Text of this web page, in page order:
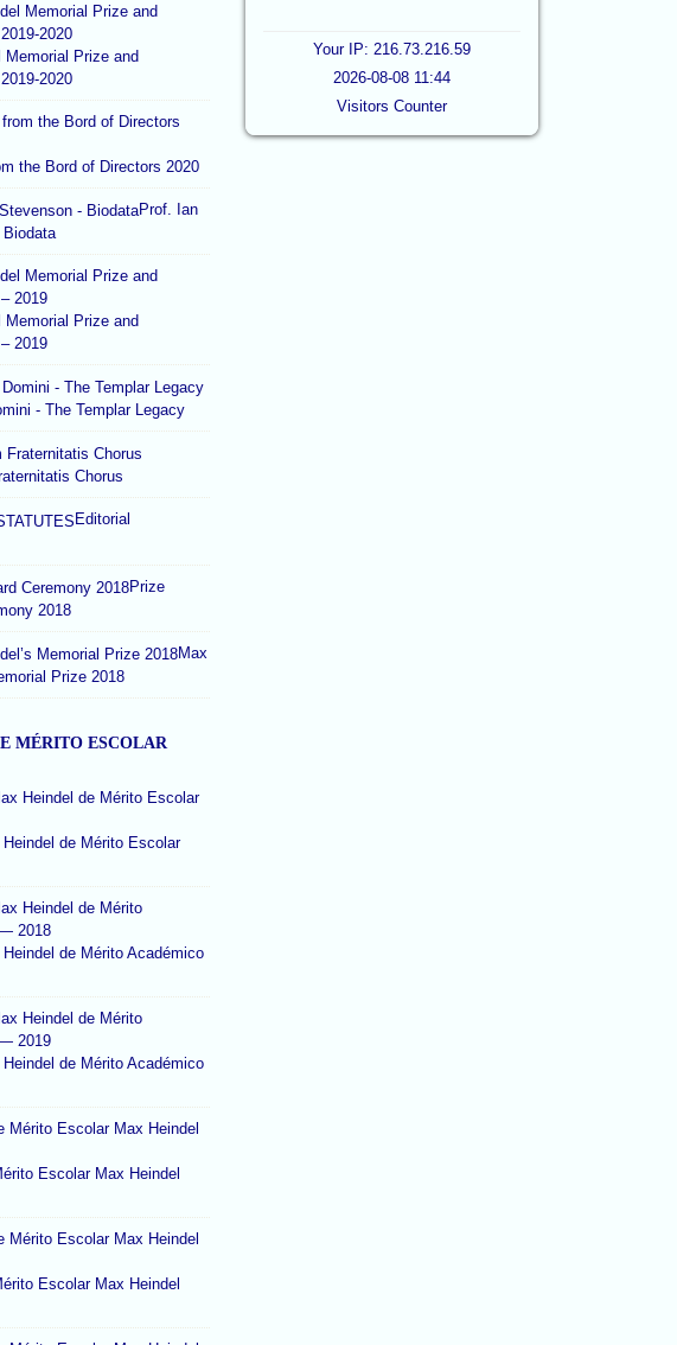
Memorial Prize and
2020
the Bord of Directors 2020
Prof. Ian
Memorial Prize and
2019
- The Templar Legacy
Chorus
Editorial
Prize
2018
Max
Prize 2018
MÉRITO ESCOLAR
de Mérito Escolar
de Mérito Académico
de Mérito Académico
Escolar Max Heindel
Escolar Max Heindel
Your IP: 216.73.216.59
2026-08-08 11:44
Visitors Counter